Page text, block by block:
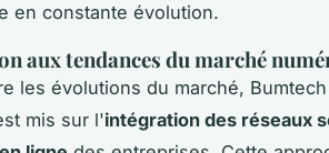
en constante évolution.
aux tendances du marché
les évolutions du marché,
mis sur l'intégration des réseaux